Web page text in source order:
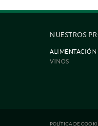
NUESTROS
ALIMENTACIÓN
VINOS
POLÍTICA DE